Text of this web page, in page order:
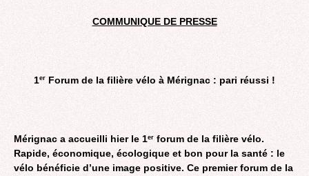
COMMUNIQUE DE PRESSE
1er Forum de la filière vélo à Mérignac : pari réussi !
Mérignac a accueilli hier le 1er forum de la filière vélo.
Rapide, économique, écologique et bon pour la santé : le
vélo bénéficie d’une image positive. Ce premier forum de la